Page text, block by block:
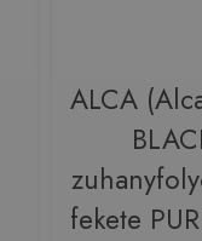
ALCA
fekete